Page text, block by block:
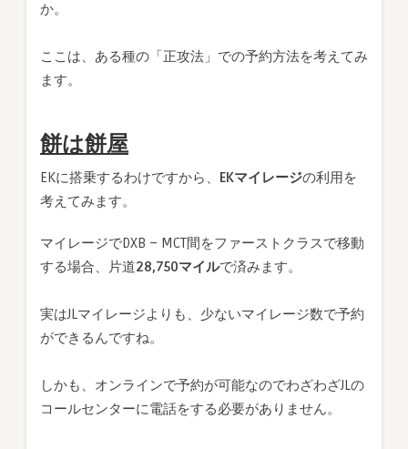
か。
ここは、ある種の「正攻法」での予約方法を考えてみ
ます。
餅は餅屋
EKに搭乗するわけですから、 EKマイレージの利用を
考えてみます。
マイレージでDXB – MCT間をファーストクラスで移動
する場合、片道28,750マイルで済みます。
実はJLマイレージよりも、少ないマイレージ数で予約
ができるんですね。
しかも、オンラインで予約が可能なのでわざわざJLの
コールセンターに電話をする必要がありません。